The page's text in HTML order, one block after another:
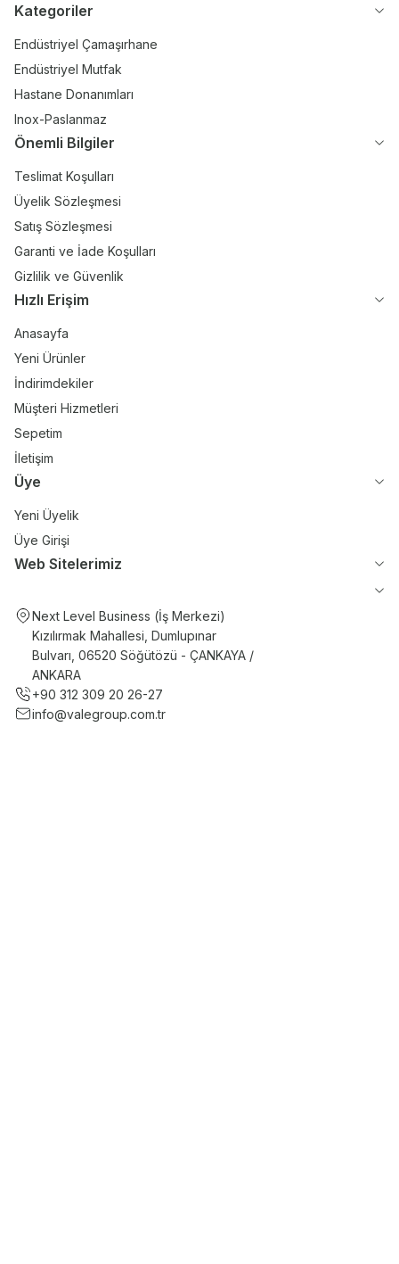
Kategoriler
Endüstriyel Çamaşırhane
Endüstriyel Mutfak
Hastane Donanımları
Inox-Paslanmaz
Önemli Bilgiler
Teslimat Koşulları
Üyelik Sözleşmesi
Satış Sözleşmesi
Garanti ve İade Koşulları
Gizlilik ve Güvenlik
Hızlı Erişim
Anasayfa
Yeni Ürünler
İndirimdekiler
Müşteri Hizmetleri
Sepetim
İletişim
Üye
Yeni Üyelik
Üye Girişi
Web Sitelerimiz
Next Level Business (İş Merkezi)
Kızılırmak Mahallesi, Dumlupınar
Bulvarı, 06520 Söğütözü - ÇANKAYA /
ANKARA
+90 312 309 20 26-27
info@valegroup.com.tr